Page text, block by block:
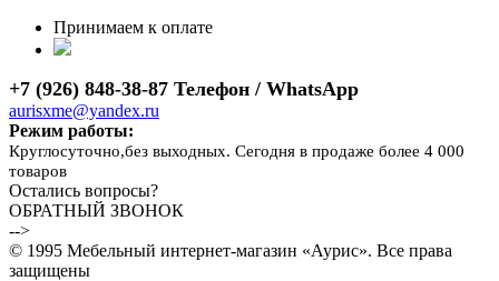
Принимаем к оплате
+7 (926) 848-38-87 Телефон / WhatsApp
aurisxme@yandex.ru
Режим работы:
Круглосуточно,без выходных. Сегодня в продаже более 4 000
товаров
Остались вопросы?
ОБРАТНЫЙ ЗВОНОК
-->
© 1995 Мебельный интернет-магазин «Аурис». Все права
защищены